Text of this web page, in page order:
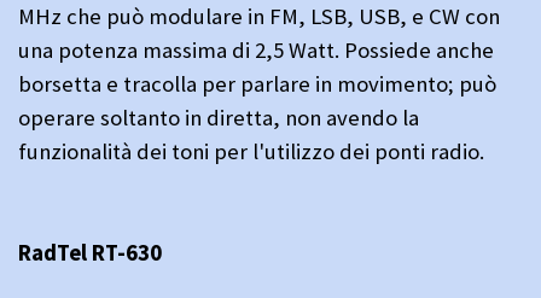
MHz che può modulare in FM, LSB, USB, e CW con
una potenza massima di 2,5 Watt. Possiede anche
borsetta e tracolla per parlare in movimento; può
operare soltanto in diretta, non avendo la
funzionalità dei toni per l'utilizzo dei ponti radio.
RadTel RT-630